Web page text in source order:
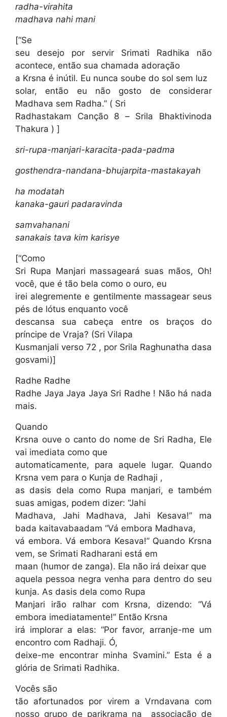
radha-virahita
madhava nahi mani
[“Se
seu desejo por servir Srimati Radhika não
acontece, então sua chamada adoração
a Krsna é inútil. Eu nunca soube do sol sem luz
solar, então eu não gosto de considerar
Madhava sem Radha.” ( Sri
Radhastakam Canção 8 – Srila Bhaktivinoda
Thakura ) ]
sri-rupa-manjari-karacita-pada-padma
gosthendra-nandana-bhujarpita-mastakayah
ha modatah
kanaka-gauri padaravinda
samvahanani
sanakais tava kim karisye
[“Como
Sri Rupa Manjari massageará suas mãos, Oh!
você, que é tão bela como o ouro, eu
irei alegremente e gentilmente massagear seus
pés de lótus enquanto você
descansa sua cabeça entre os braços do
príncipe de Vraja? (Sri Vilapa
Kusmanjali verso 72 , por Srila Raghunatha dasa
gosvami)]
Radhe Radhe
Radhe Jaya Jaya Jaya Sri Radhe ! Não há nada
mais.
Quando
Krsna ouve o canto do nome de Sri Radha, Ele
vai imediata como que
automaticamente, para aquele lugar. Quando
Krsna vem para o Kunja de Radhaji ,
as dasis dela como Rupa manjari, e também
suas amigas, podem dizer: “Jahi
Madhava, Jahi Madhava, Jahi Kesava!” ma
bada kaitavabaadam “Vá embora Madhava,
vá embora. Vá embora Kesava!” Quando Krsna
vem, se Srimati Radharani está em
maan (humor de zanga). Ela não irá deixar que
aquela pessoa negra venha para dentro do seu
kunja. As dasis dela como Rupa
Manjari irão ralhar com Krsna, dizendo: “Vá
embora imediatamente!” Então Krsna
irá implorar a elas: “Por favor, arranje-me um
encontro com Radhaji. Ó,
deixe-me encontrar minha Svamini.” Esta é a
glória de Srimati Radhika.
Vocês são
tão afortunados por virem a Vrndavana com
nosso grupo de parikrama na associação de